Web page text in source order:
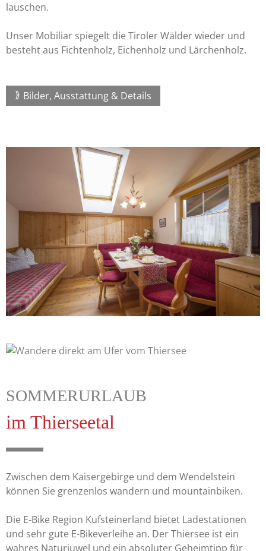
lauschen.
Unser Mobiliar spiegelt die Tiroler Wälder wieder und
besteht aus Fichtenholz, Eichenholz und Lärchenholz.
Bilder, Ausstattung & Details
SOMMERURLAUB
im Thierseetal
Zwischen dem Kaisergebirge und dem Wendelstein
können Sie grenzenlos wandern und mountainbiken.
Die E-Bike Region Kufsteinerland bietet Ladestationen
und sehr gute E-Bikeverleihe an. Der Thiersee ist ein
wahres Naturjuwel und ein absoluter Geheimtipp für